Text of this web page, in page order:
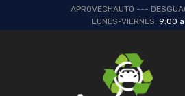
APROVECHAUTO ---
LUNES-VIERNES: 9:00 a